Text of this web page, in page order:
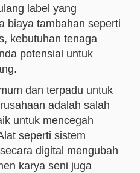
label yang
biaya tambahan seperti
kebutuhan tenaga
potensial untuk
dan terpadu untuk
adalah salah
untuk mencegah
seperti sistem
digital mengubah
karya seni juga